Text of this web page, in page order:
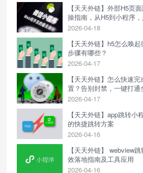
效规避平台
【天天外链】外部H5页
操指南，从H5到小程序
2026-04-18
【天天外链】h5怎么唤
步骤有哪些？
2026-04-17
【天天外链】怎么快速
置？告别封禁，一键打通
2026-04-17
【天天外链】app跳转
的快捷跳转方案
2026-04-16
【天天外链】 webview
效落地指南及工具应用
2026-04-16